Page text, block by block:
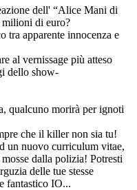
dell' “Alice Mani di
milioni di euro?
tra apparente innocenza e
al vernissage più atteso
dello show-
qualcuno morirà per ignoti
che il killer non sia tu!
un nuovo curriculum vitae,
dalla polizia! Potresti
delle tue stesse
fantastico IO...